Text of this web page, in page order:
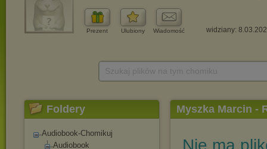
Prezent Ulubiony Wiadomość widziany:
Foldery
Audiobook-Chomikuj
Audiobook
Myszka Marcin -
Nie ma